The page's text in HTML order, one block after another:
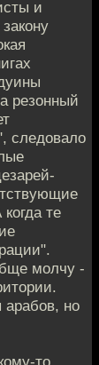
и
резонный
следовало
те
молчу -
но
то